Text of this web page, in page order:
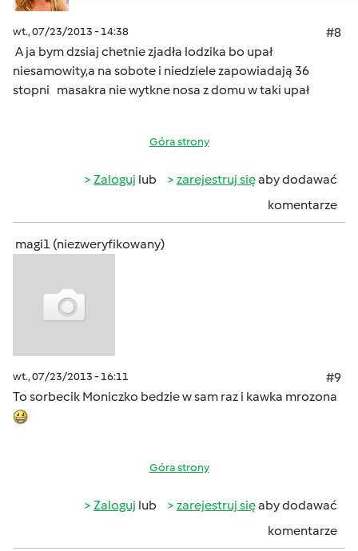
wt., 07/23/2013 - 14:38
#8
A ja bym dzsiaj chetnie zjadła lodzika bo upał
niesamowity,a na sobote i niedziele zapowiadają 36
stopni masakra nie wytkne nosa z domu w taki upał
Góra strony
Zaloguj lub zarejestruj sięaby dodawać
komentarze
magi1 (niezweryfikowany)
wt., 07/23/2013 - 16:11
#9
To sorbecik Moniczko bedzie w sam raz i kawka mrozona
Góra strony
Zaloguj lub zarejestruj sięaby dodawać
komentarze